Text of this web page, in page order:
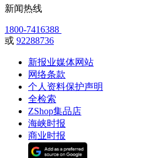
新闻热线
1800-7416388
或 92288736
新报业媒体网站
网络条款
个人资料保护声明
全检索
ZShop集品店
海峡时报
商业时报